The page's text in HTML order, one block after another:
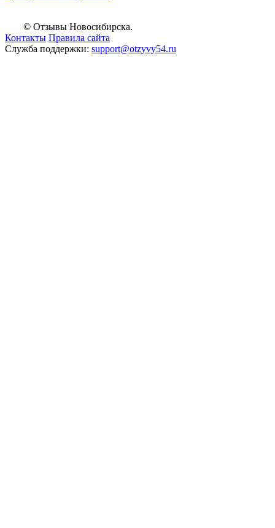
© Отзывы Новосибирска.
Контакты Правила сайта
Служба поддержки: support@otzyvy54.ru